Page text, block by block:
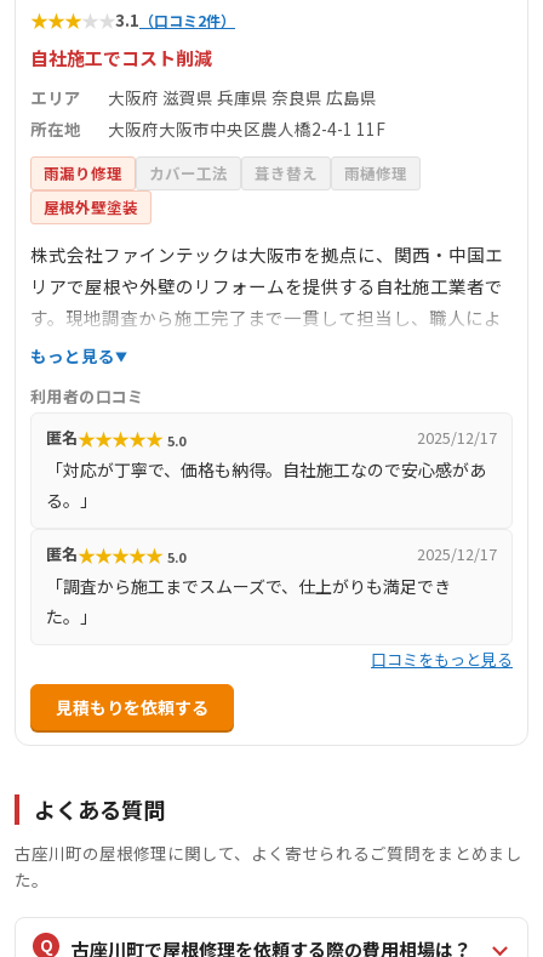
★★★★★3.1 （口コミ2件）
自社施工でコスト削減
エリア
大阪府 滋賀県 兵庫県 奈良県 広島県
所在地
大阪府大阪市中央区農人橋2-4-1 11F
雨漏り修理 カバー工法 葺き替え
雨樋修理
屋根外壁塗装
株式会社ファインテックは大阪市を拠点に、関西・中国エ
リアで屋根や外壁のリフォームを提供する自社施工業者で
す。現地調査から施工完了まで一貫して担当し、職人によ
る丁寧な作業が高評価を得ています。中間マージンが不要
装などの幅広い工事に対応しており、迅速かつ的確な見積
もりも特長です。口コミでは信頼できる対応と仕上がりに
満足する声が多く見られます。
もっと見る
利用者の口コミ
匿名★★★★★ 5.0 2025/12/17
「対応が丁寧で、価格も納得。自社施工なので安心感があ
る。」
匿名★★★★★ 5.0 2025/12/17
「調査から施工までスムーズで、仕上がりも満足でき
た。」
口コミをもっと見る
見積もりを依頼する
よくある質問
古座川町の屋根修理に関して、よく寄せられるご質問をまとめまし
た。
古座川町で屋根修理を依頼する際の費用相場は？